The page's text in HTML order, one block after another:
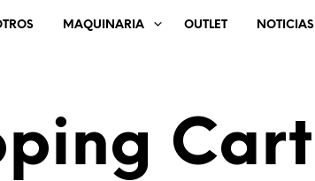
MAQUINARIA OUTLET NOTICIAS
Cart